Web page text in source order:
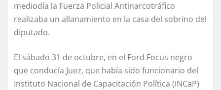
mediodía la Fuerza Policial Antinarcotráfico
realizaba un allanamiento en la casa del sobrino del
diputado.
El sábado 31 de octubre, en el Ford Focus negro
que conducía Juez, que había sido funcionario del
Instituto Nacional de Capacitación Política (INCaP)